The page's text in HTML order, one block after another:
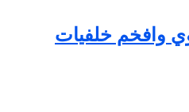
2024 – اقوي وافخم خلفيات